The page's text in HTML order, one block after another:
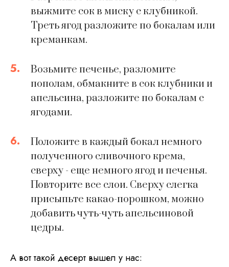
выжмите сок в миску с клубникой.
Треть ягод разложите по бокалам или
креманкам.
5.
Возьмите печенье, разломите
пополам, обмакните в сок клубники и
апельсина, разложите по бокалам с
ягодами.
6.
Положите в каждый бокал немного
полученного сливочного крема,
сверху - еще немного ягод и печенья.
Повторите все слои. Сверху слегка
присыпьте какао-порошком, можно
добавить чуть-чуть апельсиновой
цедры.
А вот такой десерт вышел у нас: